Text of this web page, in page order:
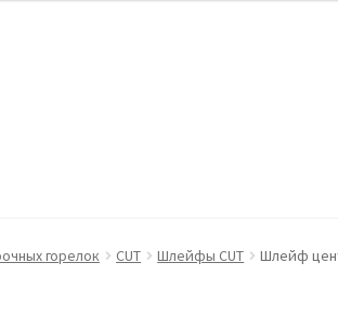
Оформление заказа Пример страницы
горелок CUT Шлейфы CUT Шлейф